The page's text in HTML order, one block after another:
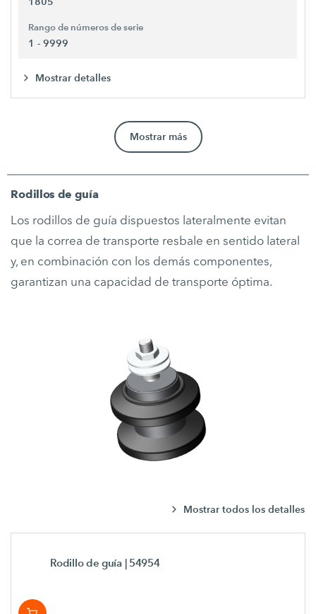
Rango de números de serie
1 - 9999
Mostrar detalles
Mostrar más
Rodillos de guía
Los rodillos de guía dispuestos lateralmente evitan
que la correa de transporte resbale en sentido lateral
y, en combinación con los demás componentes,
garantizan una capacidad de transporte óptima.
Mostrar todos los detalles
Rodillo de guía | 54954